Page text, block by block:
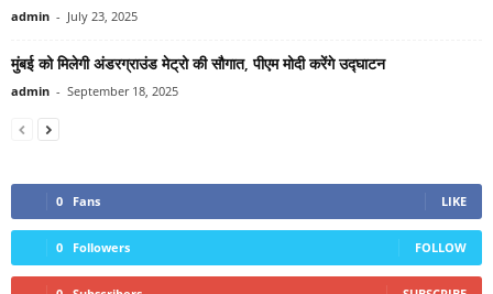
admin - July 23, 2025
मुंबई को मिलेगी अंडरग्राउंड मेट्रो की सौगात, पीएम मोदी करेंगे उद्घाटन
admin - September 18, 2025
0 Fans LIKE
0 Followers FOLLOW